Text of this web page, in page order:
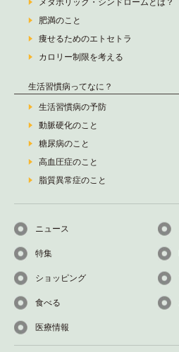
メタボリック・シンドロームとは？
肥満のこと
痩せるためのエトセトラ
カロリー制限を考える
生活習慣病ってなに？
生活習慣病の予防
動脈硬化のこと
糖尿病のこと
高血圧症のこと
脂質異常症のこと
ニュース
特集
ショッピング
食べる
医療情報